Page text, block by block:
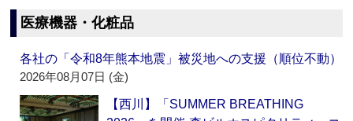
医療機器・化粧品
各社の「令和8年熊本地震」被災地への支援（順位不動）
2026年08月07日 (金)
【西川】「SUMMER BREATHING